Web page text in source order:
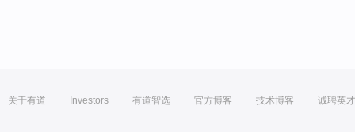
关于有道 Investors 有道智选 官方博客 技术博客 诚聘英才